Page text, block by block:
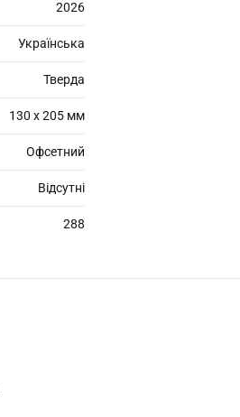
2026
Українська
Тверда
130 х 205 мм
Офсетний
Відсутні
288